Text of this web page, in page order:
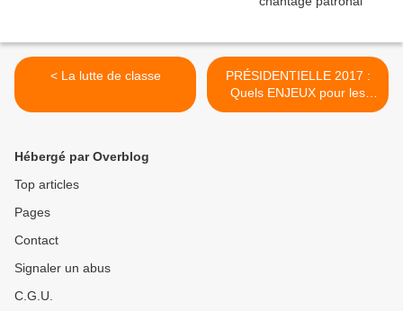
< La lutte de classe
PRÉSIDENTIELLE 2017 :
Quels ENJEUX pour les
TRAVAILLEURS ? [par
Hébergé par Overblog
Top articles
Pages
Contact
Signaler un abus
C.G.U.